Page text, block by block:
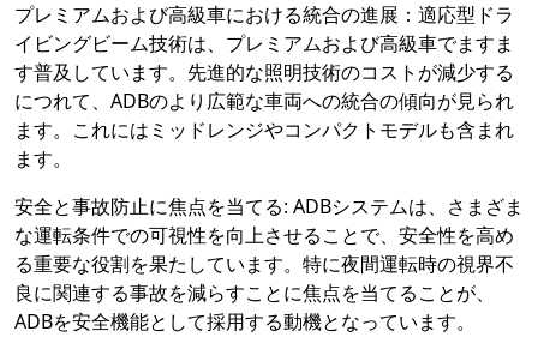
プレミアムおよび高級車における統合の進展：適応型ドラ
イビングビーム技術は、プレミアムおよび高級車でますま
す普及しています。先進的な照明技術のコストが減少する
につれて、ADBのより広範な車両への統合の傾向が見られ
ます。これにはミッドレンジやコンパクトモデルも含まれ
ます。
安全と事故防止に焦点を当てる: ADBシステムは、さまざま
な運転条件での可視性を向上させることで、安全性を高め
る重要な役割を果たしています。特に夜間運転時の視界不
良に関連する事故を減らすことに焦点を当てることが、
ADBを安全機能として採用する動機となっています。